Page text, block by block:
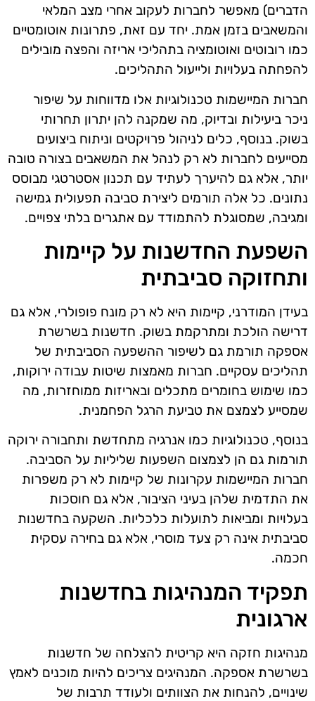
הדברים) מאפשר לחברות לעקוב אחרי מצב המלאי
והמשאבים בזמן אמת. יחד עם זאת, פתרונות אוטומטיים
כמו רובוטים ואוטומציה בתהליכי אריזה והפצה מובילים
להפחתה בעלויות ולייעול התהליכים.
חברות המיישמות טכנולוגיות אלו מדווחות על שיפור
ניכר ביעילות ובדיוק, מה שמקנה להן יתרון תחרותי
בשוק. בנוסף, כלים לניהול פרויקטים וניתוח ביצועים
מסייעים לחברות לא רק לנהל את המשאבים בצורה טובה
יותר, אלא גם להיערך לעתיד עם תכנון אסטרטגי מבוסס
נתונים. כל אלה תורמים ליצירת סביבה תפעולית גמישה
ומגיבה, שמסוגלת להתמודד עם אתגרים בלתי צפויים.
השפעת החדשנות על קיימות
ותחזוקה סביבתית
בעידן המודרני, קיימות היא לא רק מונח פופולרי, אלא גם
דרישה הולכת ומתרקמת בשוק. חדשנות בשרשרת
אספקה תורמת גם לשיפור ההשפעה הסביבתית של
תהליכים עסקיים. חברות מאמצות שיטות עבודה ירוקות,
כמו שימוש בחומרים מתכלים ובאריזות ממוחזרות, מה
שמסייע לצמצם את טביעת הרגל הפחמנית.
בנוסף, טכנולוגיות כמו אנרגיה מתחדשת ותחבורה ירוקה
תורמות גם הן לצמצום השפעות שליליות על הסביבה.
חברות המיישמות עקרונות של קיימות לא רק משפרות
את התדמית שלהן בעיני הציבור, אלא גם חוסכות
בעלויות ומביאות לתועלות כלכליות. השקעה בחדשנות
סביבתית אינה רק צעד מוסרי, אלא גם בחירה עסקית
חכמה.
תפקיד המנהיגות בחדשנות
ארגונית
מנהיגות חזקה היא קריטית להצלחה של חדשנות
בשרשרת אספקה. המנהיגים צריכים להיות מוכנים לאמץ
שינויים, להנחות את הצוותים ולעודד תרבות של